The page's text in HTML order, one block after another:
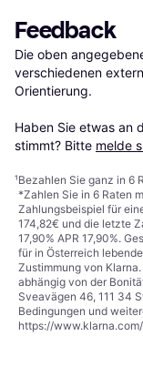
Feedback
Die oben
verschiedenen
Orientierung.
Haben Sie etwas an
stimmt? Bitte melde
¹Bezahlen Sie ganz in 6
*Zahlen Sie in 6 Raten
Zahlungsbeispiel für
174,82€ und die letzte
17,90% APR 17,90%.
für in Österreich
Zustimmung von
abhängig von der
Sveavägen 46, 111 34
Bedingungen und
https://